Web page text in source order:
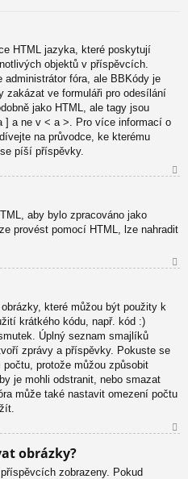
HTML jazyka, které poskytují
objektů v příspěvcích.
administrátor fóra, ale BBKódy je
zakázat ve formuláři pro odesílání
jako HTML, ale tagy jsou
] a ne v < a >. Pro více informací o
na průvodce, ke kterému
píší příspěvky.
u
aby bylo zpracováno jako
provést pomocí HTML, lze nahradit
které můžou být použity k
krátkého kódu, např. kód :)
Úplný seznam smajlíků
zprávy a příspěvky. Pokuste se
protože můžou způsobit
je mohli odstranit, nebo smazat
může také nastavit omezení počtu
obrázky?
zobrazeny. Pokud